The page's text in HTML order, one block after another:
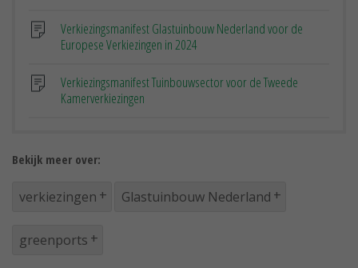
Verkiezingsmanifest Glastuinbouw Nederland voor de
Europese Verkiezingen in 2024
Verkiezingsmanifest Tuinbouwsector voor de Tweede
Kamerverkiezingen
Bekijk meer over:
verkiezingen Glastuinbouw Nederland
greenports